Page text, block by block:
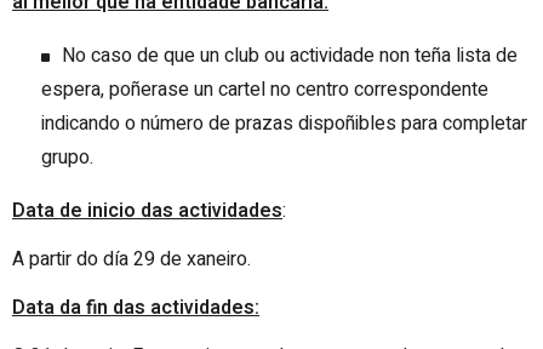
No caso de que un club ou actividade non teña lista de
espera, poñerase un cartel no centro correspondente
indicando o número de prazas dispoñibles para completar
grupo.
Data de inicio das actividades:
A partir do día 29 de xaneiro.
Data da fin das actividades: